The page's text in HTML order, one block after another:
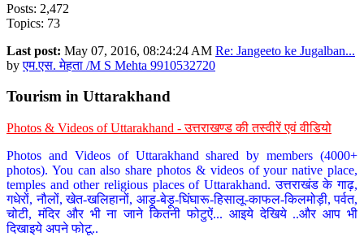
Posts: 2,472
Topics: 73
Last post: May 07, 2016, 08:24:24 AM Re: Jangeeto ke Jugalban...
byएम.एस. मेहता /M S Mehta 9910532720
Tourism in Uttarakhand
Photos & Videos of Uttarakhand - उत्तराखण्ड की तस्वीरें एवं वीडियो
Photos and Videos of Uttarakhand shared by members (4000+
photos). You can also share photos & videos of your native place,
temples and other religious places of Uttarakhand. उत्तराखंड के गाढ़,
गधेरों, नौलों, खेत-खलिहानों, आड़ू-बेड़ू-घिंघारू-हिसालू-काफल-किलमोड़ी, पर्वत,
चोटी, मंदिर और भी ना जाने कितनी फोटुऐं... आइये देखिये ..और आप भी
दिखाइये अपने फोटू..